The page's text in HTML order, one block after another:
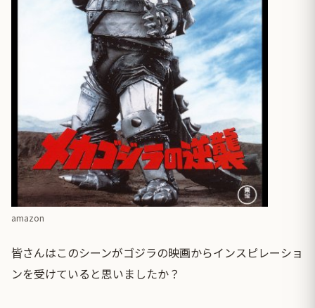
amazon
皆さんはこのシーンがゴジラの映画からインスピレーショ
ンを受けていると思いましたか？